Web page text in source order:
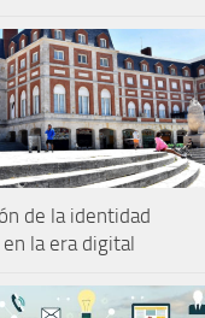
de la identidad
la era digital